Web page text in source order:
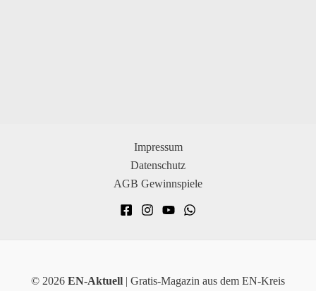
Impressum
Datenschutz
AGB Gewinnspiele
© 2026 EN-Aktuell | Gratis-Magazin aus dem EN-Kreis